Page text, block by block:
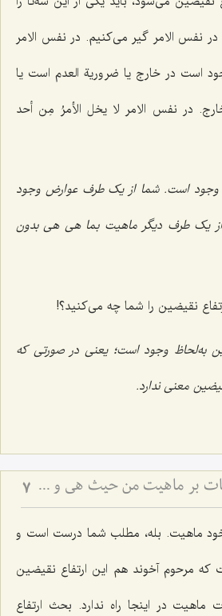
نفس الامر گیر می‌کنیم. در نفس الامر
است در خارج یا ضروریة العدم است یا
در نفس الامر لا یخل الأمرُ مِن أحد
است. شما از یک طرف عوارض وجود
از یک طرف دیگر ماهیت بما هی هی بدون
نقیضین را شما چه می‌کنید؟!
به‌لحاظ وجود است؛ یعنی در صورتی که
معنی ندارد.
حمل عوارض و ذاتیات بر ماهیت من حیث هی و نسبت آن با امکان ذاتی - بررسی اشکال ارتفاع نقیضین در مسئله امکان 7
ماهیت. بله، مطلب شما درست است و
مرحوم آخوند هم این ارتفاع نقیضین
ماهیت در اینجا راه ندارد. بحث ارتفاع